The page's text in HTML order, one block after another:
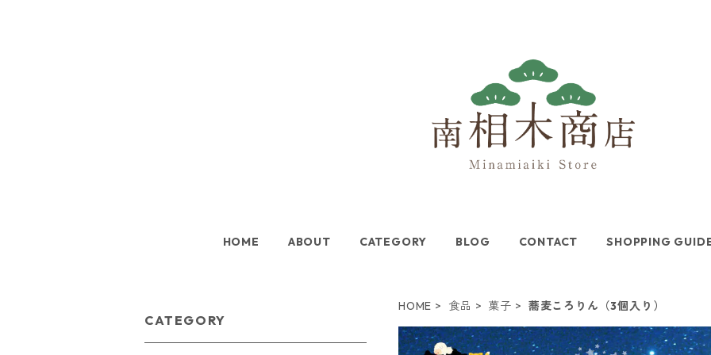
HOME ABOUT CATEGORY BLOG CONTACT SHOPPING
HOME 食品 菓子 蕎麦ころりん（3個入り）
CATEGORY